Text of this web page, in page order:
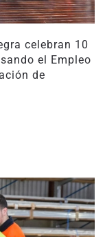
celebran 10
el Empleo
de